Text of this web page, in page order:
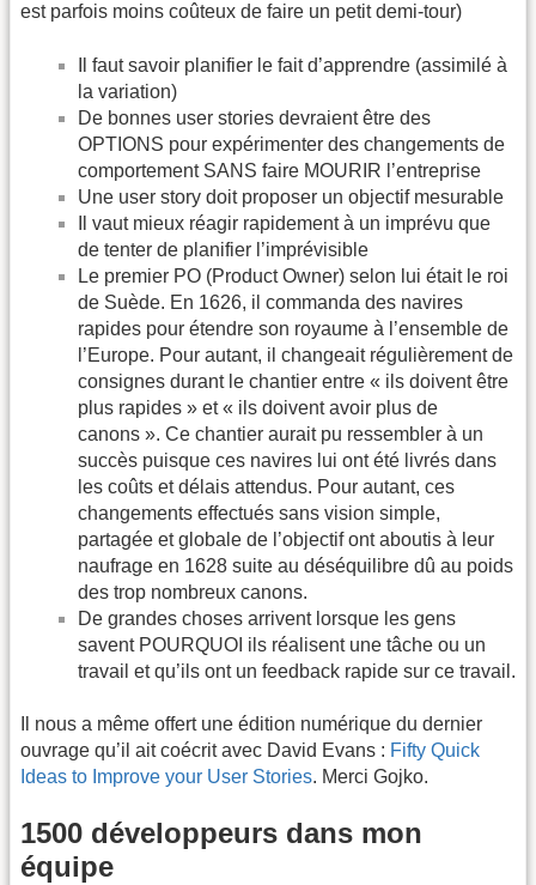
est parfois moins coûteux de faire un petit demi-tour)
Il faut savoir planifier le fait d’apprendre (assimilé à
la variation)
De bonnes user stories devraient être des
OPTIONS pour expérimenter des changements de
comportement SANS faire MOURIR l’entreprise
Une user story doit proposer un objectif mesurable
Il vaut mieux réagir rapidement à un imprévu que
de tenter de planifier l’imprévisible
Le premier PO (Product Owner) selon lui était le roi
de Suède. En 1626, il commanda des navires
rapides pour étendre son royaume à l’ensemble de
l’Europe. Pour autant, il changeait régulièrement de
consignes durant le chantier entre « ils doivent être
plus rapides » et « ils doivent avoir plus de
canons ». Ce chantier aurait pu ressembler à un
succès puisque ces navires lui ont été livrés dans
les coûts et délais attendus. Pour autant, ces
changements effectués sans vision simple,
partagée et globale de l’objectif ont aboutis à leur
naufrage en 1628 suite au déséquilibre dû au poids
des trop nombreux canons.
De grandes choses arrivent lorsque les gens
savent POURQUOI ils réalisent une tâche ou un
travail et qu’ils ont un feedback rapide sur ce travail.
Il nous a même offert une édition numérique du dernier
ouvrage qu’il ait coécrit avec David Evans : Fifty Quick
Ideas to Improve your User Stories. Merci Gojko.
1500 développeurs dans mon
équipe